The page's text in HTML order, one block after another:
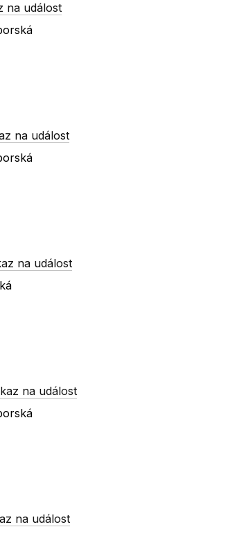
na událost
na událost
na událost
na událost
na událost